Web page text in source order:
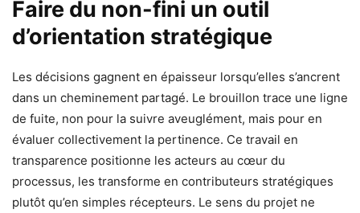
Faire du non-fini un outil
d’orientation stratégique
Les décisions gagnent en épaisseur lorsqu’elles s’ancrent
dans un cheminement partagé. Le brouillon trace une ligne
de fuite, non pour la suivre aveuglément, mais pour en
évaluer collectivement la pertinence. Ce travail en
transparence positionne les acteurs au cœur du
processus, les transforme en contributeurs stratégiques
plutôt qu’en simples récepteurs. Le sens du projet ne